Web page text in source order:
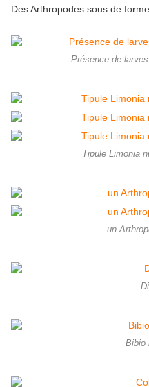
Des Arthropodes sous de
Présence de
Tipule Limonia
un
Bibio